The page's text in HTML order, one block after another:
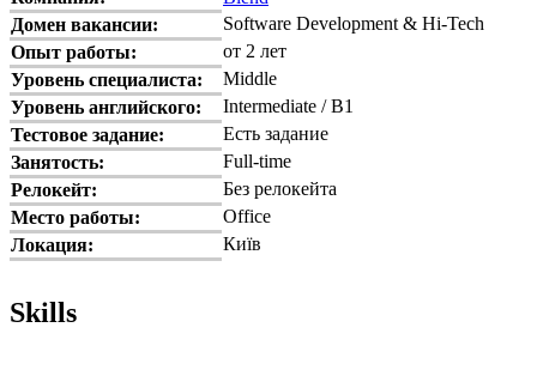
Домен вакансии:
Software Development & Hi-Tech
Опыт работы:
от 2 лет
Уровень специалиста:
Middle
Уровень английского:
Intermediate / B1
Тестовое задание:
Есть задание
Занятость:
Full-time
Релокейт:
Без релокейта
Место работы:
Office
Локация:
Київ
Skills